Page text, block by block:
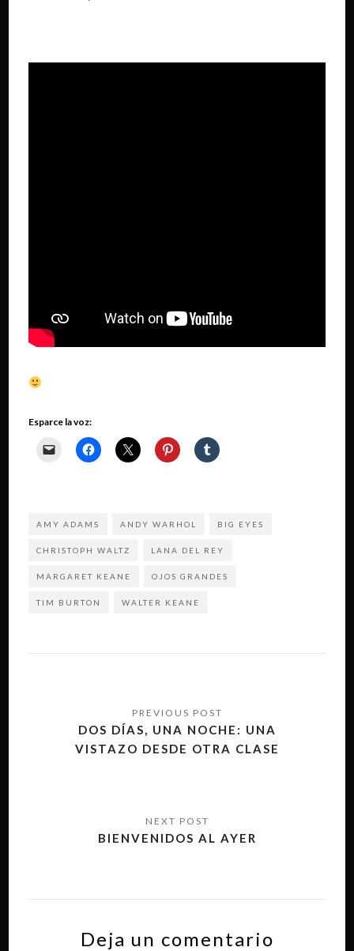
Esparce la voz:
AMY ADAMS ANDY WARHOL BIG EYES
CHRISTOPH WALTZ LANA DEL REY
MARGARET KEANE OJOS GRANDES
TIM BURTON WALTER KEANE
entradas
DOS DÍAS, UNA NOCHE: UNA
VISTAZO DESDE OTRA CLASE
BIENVENIDOS AL AYER
Deja un comentario